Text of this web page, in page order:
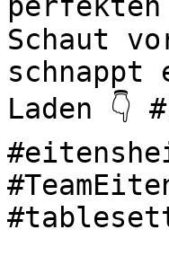
Schaut
Laden 👇